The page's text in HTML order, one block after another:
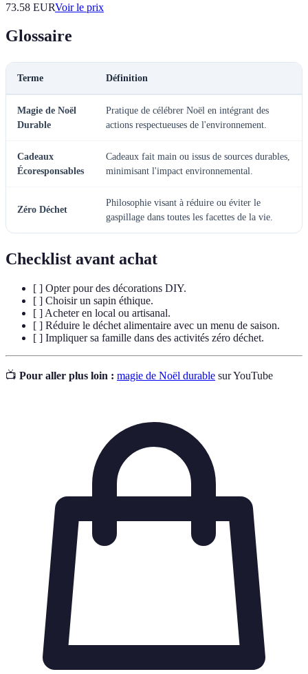
73.58 EURVoir le prix
Glossaire
Terme Définition
Magie de Noël
Durable
Pratique de célébrer Noël en intégrant des
actions respectueuses de l'environnement.
Cadeaux
Écoresponsables
Cadeaux fait main ou issus de sources durables,
minimisant l'impact environnemental.
Zéro Déchet
Philosophie visant à réduire ou éviter le
gaspillage dans toutes les facettes de la vie.
Checklist avant achat
[ ] Opter pour des décorations DIY.
[ ] Choisir un sapin éthique.
[ ] Acheter en local ou artisanal.
[ ] Réduire le déchet alimentaire avec un menu de saison.
[ ] Impliquer sa famille dans des activités zéro déchet.
📺 Pour aller plus loin : magie de Noël durable sur YouTube